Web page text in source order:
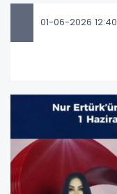
01-06-2026 12:40